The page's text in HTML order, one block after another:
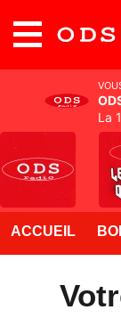
ACCUEIL
La